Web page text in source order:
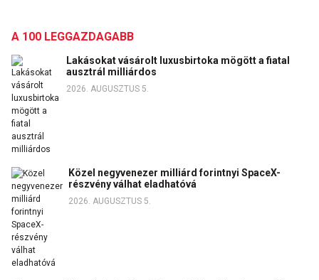
A 100 LEGGAZDAGABB
Lakásokat vásárolt luxusbirtoka mögött a fiatal
ausztrál milliárdos
2026. AUGUSZTUS 5.
Közel negyvenezer milliárd forintnyi SpaceX-
részvény válhat eladhatóvá
2026. AUGUSZTUS 5.